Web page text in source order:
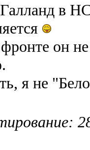
в
он
я не